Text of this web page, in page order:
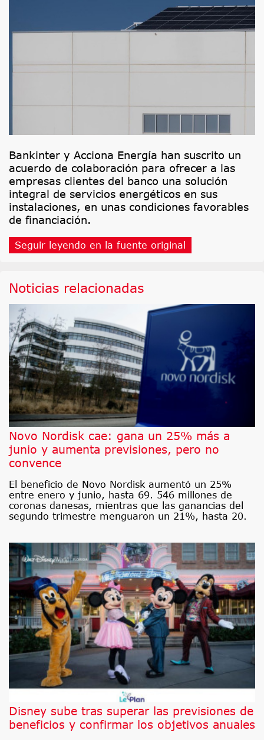
Bankinter y Acciona Energía han suscrito un
acuerdo de colaboración para ofrecer a las
empresas clientes del banco una solución
integral de servicios energéticos en sus
instalaciones, en unas condiciones favorables
de financiación.
Seguir leyendo en la fuente original
Noticias relacionadas
Novo Nordisk cae: gana un 25% más a
junio y aumenta previsiones, pero no
convence
El beneficio de Novo Nordisk aumentó un 25%
entre enero y junio, hasta 69. 546 millones de
coronas danesas, mientras que las ganancias del
segundo trimestre menguaron un 21%, hasta 20.
Disney sube tras superar las previsiones de
beneficios y confirmar los objetivos anuales